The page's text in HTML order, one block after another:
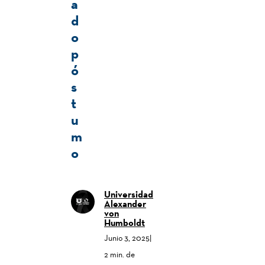
a
d
o
p
ó
s
t
u
m
o
Universidad
Alexander
von
Humboldt
Junio 3, 2025|
2 min. de